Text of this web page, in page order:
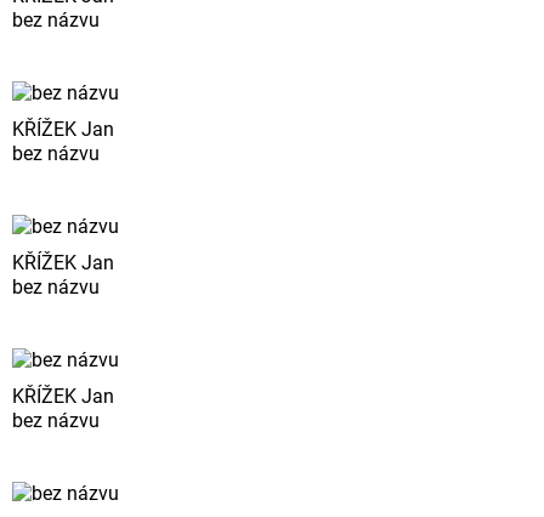
bez názvu
KŘÍŽEK Jan
bez názvu
KŘÍŽEK Jan
bez názvu
KŘÍŽEK Jan
bez názvu